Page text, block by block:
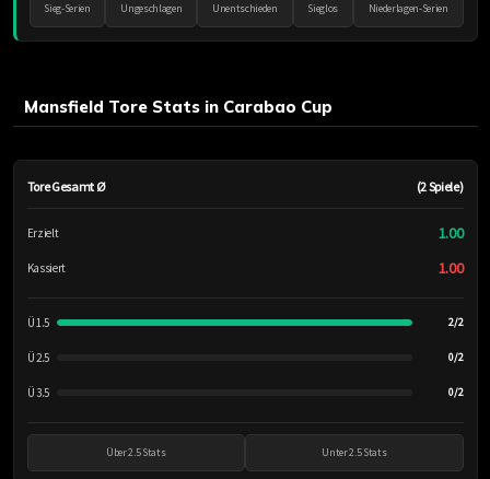
Sieg-Serien Ungeschlagen Unentschieden Sieglos Niederlagen-Serien
Mansfield Tore Stats in Carabao Cup
Tore Gesamt Ø (2 Spiele)
Erzielt 1.00
Kassiert 1.00
Ü 1.5 2/2
Ü 2.5 0/2
Ü 3.5 0/2
Über 2.5 Stats Unter 2.5 Stats